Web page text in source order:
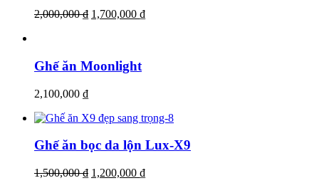
2,000,000₫ 1,700,000 ₫
Ghế ăn Moonlight
2,100,000 ₫
Ghế ăn bọc da lộn Lux-X9
1,500,000₫ 1,200,000 ₫